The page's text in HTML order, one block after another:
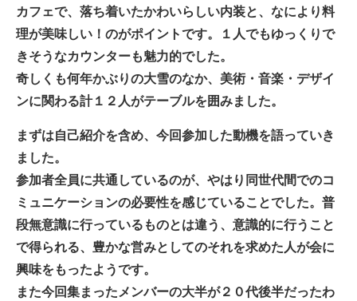
カフェで、落ち着いたかわいらしい内装と、なにより料
理が美味しい！のがポイントです。１人でもゆっくりで
きそうなカウンターも魅力的でした。
奇しくも何年かぶりの大雪のなか、美術・音楽・デザイ
ンに関わる計１２人がテーブルを囲みました。
まずは自己紹介を含め、今回参加した動機を語っていき
ました。
参加者全員に共通しているのが、やはり同世代間でのコ
ミュニケーションの必要性を感じていることでした。普
段無意識に行っているものとは違う、意識的に行うこと
で得られる、豊かな営みとしてのそれを求めた人が会に
興味をもったようです。
また今回集まったメンバーの大半が２０代後半だったわ